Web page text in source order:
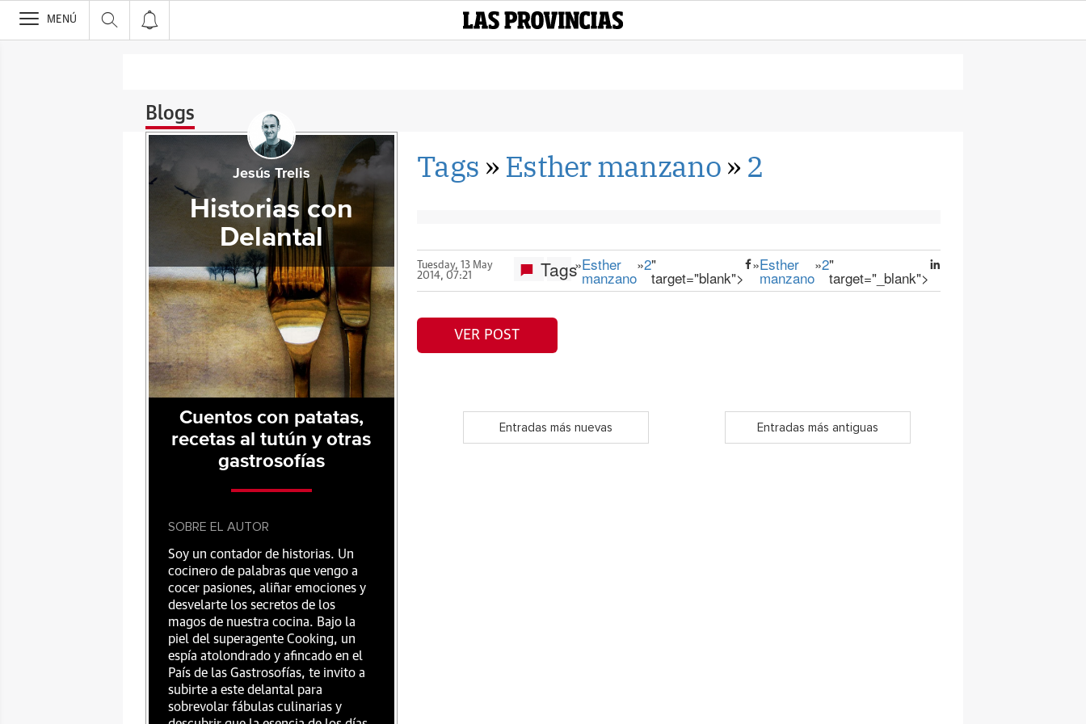
>
MENÚ
Blogs
Tags » Esther manzano» 2
Tuesday, 13 May
2014, 07:21
Tags»Esther
manzano
»2"
target="blank">
»Esther
manzano
»2"
target="_blank">
VER POST
Entradas más nuevas Entradas más antiguas
Jesús Trelis
Historias con
Delantal
Cuentos con patatas,
recetas al tutún y otras
gastrosofías
SOBRE EL AUTOR
Soy un contador de historias. Un
cocinero de palabras que vengo a
cocer pasiones, aliñar emociones y
desvelarte los secretos de los
magos de nuestra cocina. Bajo la
piel del superagente Cooking, un
espía atolondrado y afincado en el
País de las Gastrosofías, te invito a
subirte a este delantal para
sobrevolar fábulas culinarias y